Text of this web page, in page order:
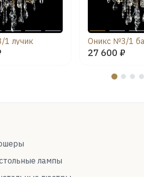
лучик Оникс №3/1
27 600 ₽
лампы